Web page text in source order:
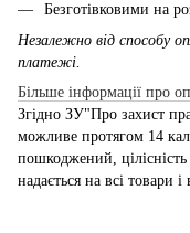
Безготівковими на
Незалежно від способу
платежі.
Більше інформації про
Згідно ЗУ"Про захист
можливе протягом 14
пошкоджений,
надається на всі товари